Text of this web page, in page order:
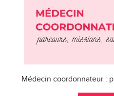
Médecin coordonnateur :